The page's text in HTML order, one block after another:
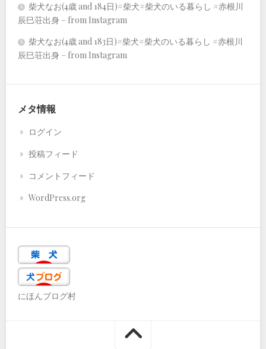
柴犬なお(4歳 and 184日)#柴犬#柴犬のいる暮らし #赤根川
辰巳荘出身 – from Instagram
柴犬なお(4歳 and 183日)#柴犬#柴犬のいる暮らし #赤根川
辰巳荘出身 – from Instagram
メタ情報
ログイン
投稿フィード
コメントフィード
WordPress.org
にほんブログ村